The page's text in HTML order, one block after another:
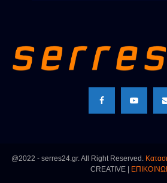
@2022 - serres24.gr. All Right Reserved.
CREATIVE |